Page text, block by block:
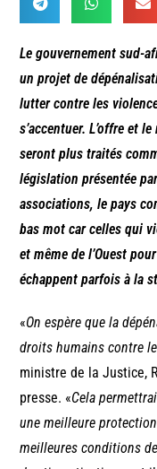
Le gouvernement sud-
un projet de
lutter contre les
s’accentuer. L’offre et
seront plus traités
législation présentée
associations, le pays
bas mot car celles qui
et même de l’Ouest
échappent parfois à la
«On espère que la
droits humains contre
ministre de la Justice,
presse. «Cela
une meilleure
meilleures conditions